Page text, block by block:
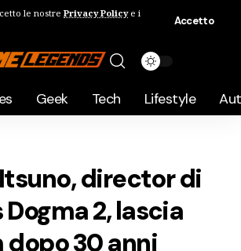
le nostre Privacy Policye i
Accetto
Geek Tech Lifestyle
director di
Dogma 2, lascia
dopo 30 anni